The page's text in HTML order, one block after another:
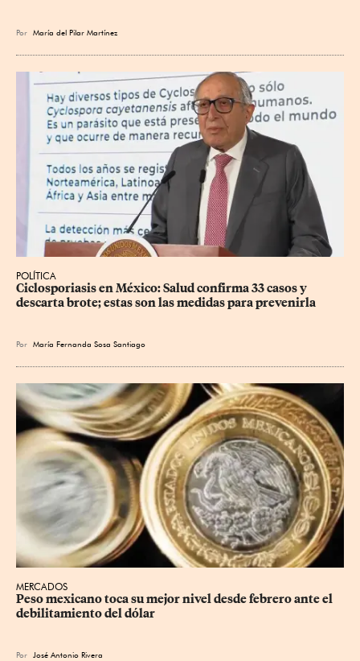
Por María del Pilar Martínez
POLÍTICA
Ciclosporiasis en México: Salud confirma 33 casos y
descarta brote; estas son las medidas para prevenirla
Por María Fernanda Sosa Santiago
MERCADOS
Peso mexicano toca su mejor nivel desde febrero ante el
debilitamiento del dólar
Por José Antonio Rivera